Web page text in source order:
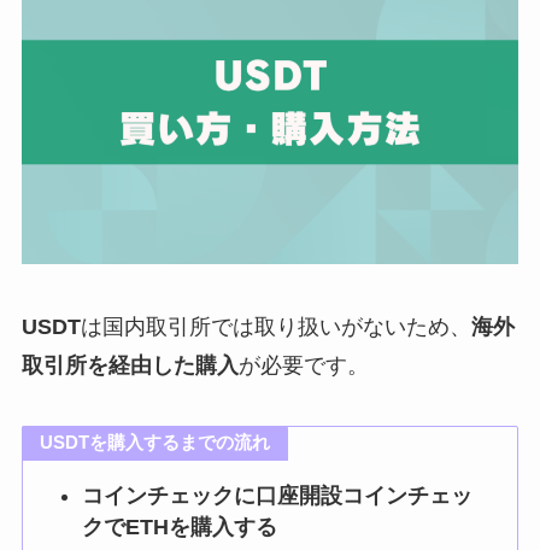
USDTは国内取引所では取り扱いがないため、 海外
取引所を経由した購入が必要です。
USDTを購入するまでの流れ
コインチェックに口座開設コインチェッ
クでETHを購入する